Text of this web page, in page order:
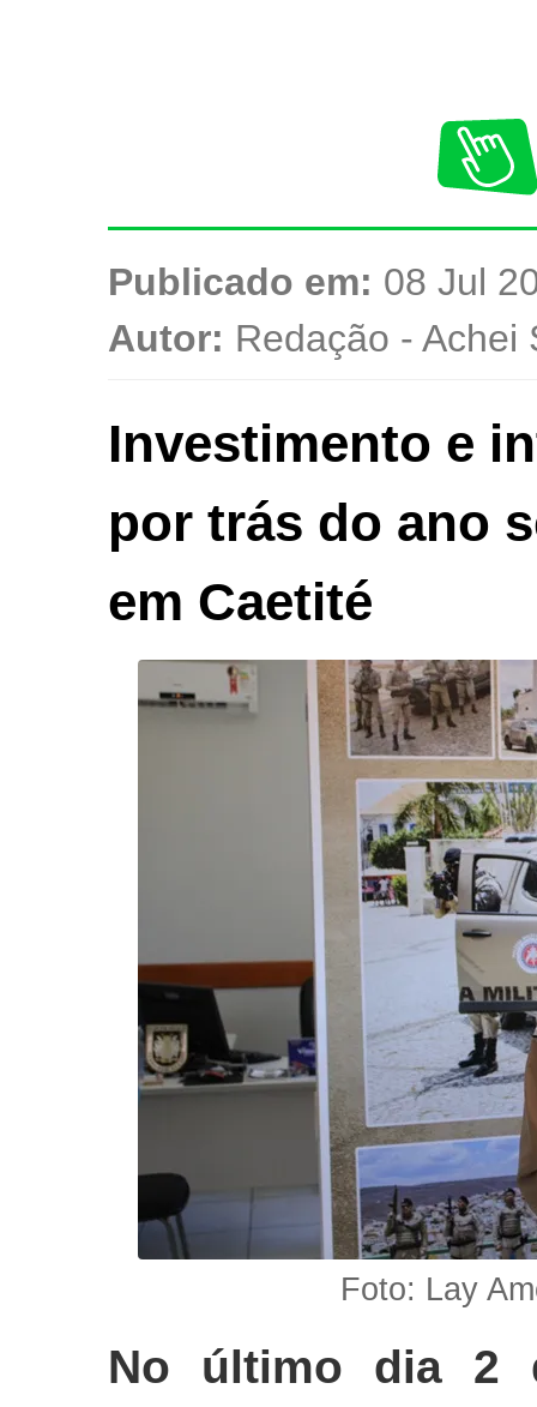
Publicado em: 08 Jul
Autor: Redação - Achei
Investimento e
por trás do ano
em Caetité
Foto: Lay
No último dia 2